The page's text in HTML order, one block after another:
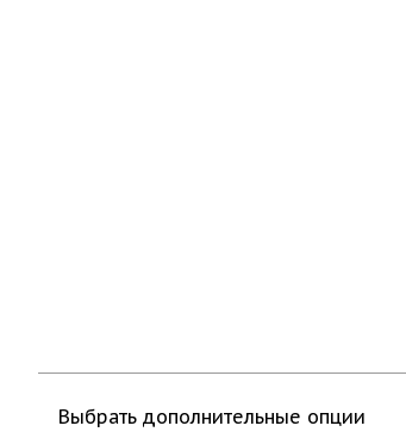
Выбрать дополнительные опции